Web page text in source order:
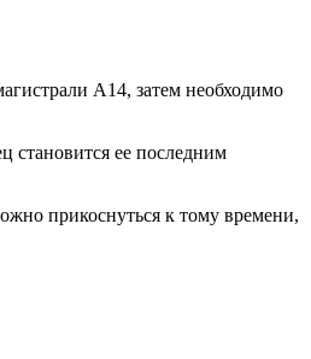
А14, затем необходимо
становится ее последним
прикоснуться к тому времени,